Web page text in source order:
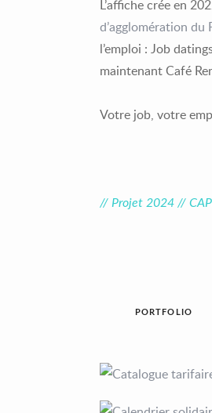
L’affiche crée en
d’agglomération du
l’emploi : Job
maintenant Café
Votre job, votre
// Projet 2024 //
PORTFOLIO